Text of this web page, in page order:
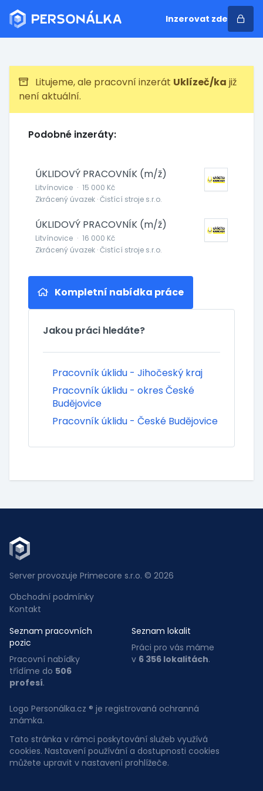
Inzerovat zde
Litujeme, ale pracovní inzerát Uklízeč/ka již
není aktuální.
Podobné inzeráty:
ÚKLIDOVÝ PRACOVNÍK (m/ž)
Litvínovice · 15 000 Kč
Zkrácený úvazek · Čistící stroje s.r.o.
ÚKLIDOVÝ PRACOVNÍK (m/ž)
Litvínovice · 16 000 Kč
Zkrácený úvazek · Čistící stroje s.r.o.
Kompletní nabídka práce
Jakou práci hledáte?
Pracovník úklidu - Jihočeský kraj
Pracovník úklidu - okres České
Budějovice
Pracovník úklidu - České Budějovice
Server provozuje Primecore s.r.o. © 2026
Obchodní podmínky
Kontakt
Seznam pracovních
pozic
Pracovní nabídky
třídíme do 506
profesí.
Seznam lokalit
Práci pro vás máme
v 6 356 lokalitách.
Logo Personálka.cz ® je registrovaná ochranná
známka.
Tato stránka v rámci poskytování služeb využívá
cookies. Nastavení používání a dostupnosti cookies
můžete upravit v nastavení prohlížeče.